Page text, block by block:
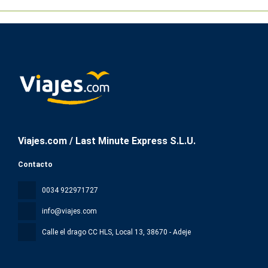
Viajes.com / Last Minute Express S.L.U.
Contacto
0034 922971727
info@viajes.com
Calle el drago CC HLS, Local 13, 38670 - Adeje